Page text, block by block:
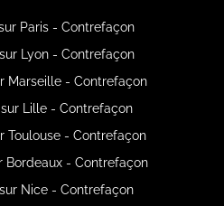
Paris - Contrefaçon
Lyon - Contrefaçon
Marseille - Contrefaçon
Lille - Contrefaçon
Toulouse - Contrefaçon
Bordeaux - Contrefaçon
Nice - Contrefaçon